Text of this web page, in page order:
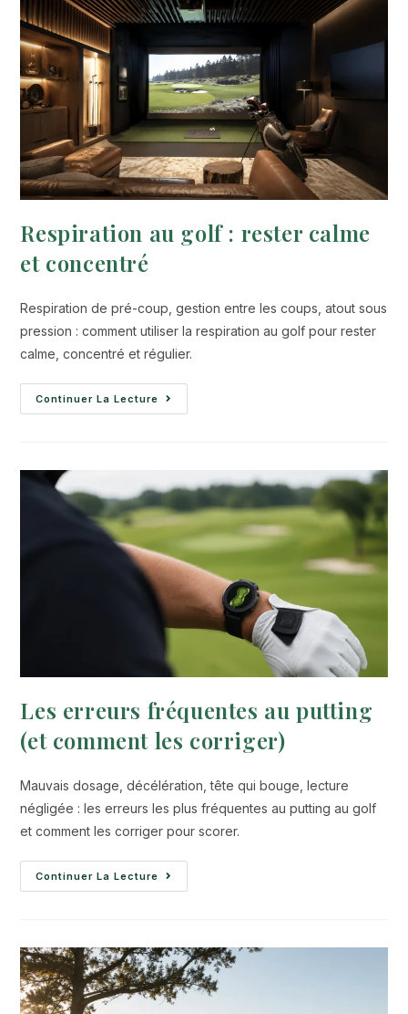
Respiration au golf : rester calme
et concentré
Respiration de pré-coup, gestion entre les coups, atout sous
pression : comment utiliser la respiration au golf pour rester
calme, concentré et régulier.
Continuer La Lecture
Les erreurs fréquentes au putting
(et comment les corriger)
Mauvais dosage, décélération, tête qui bouge, lecture
négligée : les erreurs les plus fréquentes au putting au golf
et comment les corriger pour scorer.
Continuer La Lecture